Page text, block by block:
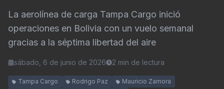
La aerolínea de carga Tampa Cargo inició
operaciones en Bolivia con un vuelo semanal
gracias a la séptima libertad del aire
sábado, 6 de junio de 2026 2 min de lectura
Tampa Cargo Rodrigo Paz
Mauricio Zamora